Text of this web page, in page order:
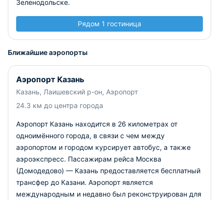
Зеленодольске.
Рядом 1 гостиница
Ближайшие аэропорты
Аэропорт Казань
Казань, Лаишевский р-он, Аэропорт
24.3 км до центра города
Аэропорт Казань находится в 26 километрах от
одноимённого города, в связи с чем между
аэропортом и городом курсирует автобус, а также
аэроэкспресс. Пассажирам рейса Москва
(Домодедово) — Казань предоставляется бесплатный
трансфер до Казани. Аэропорт является
международным и недавно был реконструирован для